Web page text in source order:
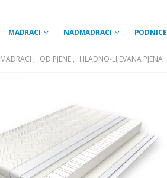
MADRACI NADMADRACI PODNICE
MADRACI , OD PJENE , HLADNO-LIJEVANA PJENA